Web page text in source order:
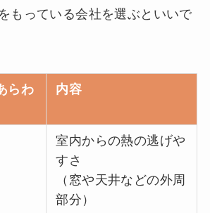
もっている会社を選ぶといいで
らわ
内容
室内からの熱の逃げや
すさ
（窓や天井などの外周
部分）